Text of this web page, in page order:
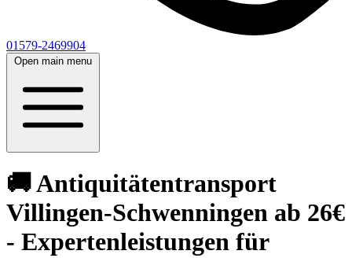
01579-2469904
Open main menu
🚚 Antiquitätentransport
Villingen-Schwenningen ab 26€
- Expertenleistungen für